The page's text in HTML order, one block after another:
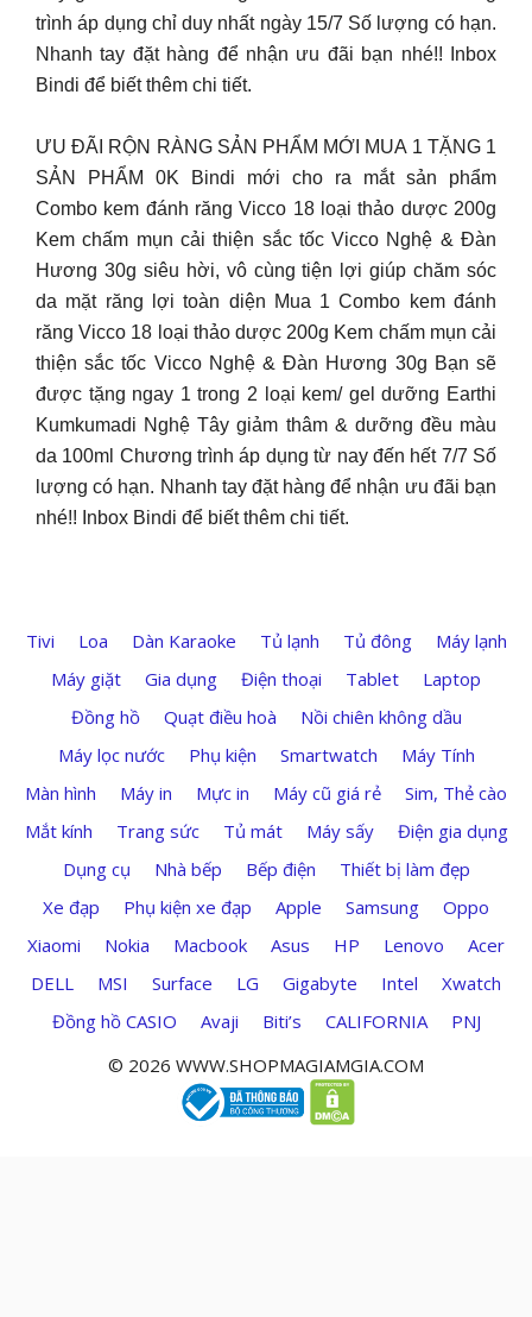
trình áp dụng chỉ duy nhất ngày 15/7 Số lượng có hạn.
Nhanh tay đặt hàng để nhận ưu đãi bạn nhé!! Inbox
Bindi để biết thêm chi tiết.
ƯU ĐÃI RỘN RÀNG SẢN PHẨM MỚI MUA 1 TẶNG 1
SẢN PHẨM 0K Bindi mới cho ra mắt sản phẩm
Combo kem đánh răng Vicco 18 loại thảo dược 200g
Kem chấm mụn cải thiện sắc tốc Vicco Nghệ & Đàn
Hương 30g siêu hời, vô cùng tiện lợi giúp chăm sóc
da mặt răng lợi toàn diện Mua 1 Combo kem đánh
răng Vicco 18 loại thảo dược 200g Kem chấm mụn cải
thiện sắc tốc Vicco Nghệ & Đàn Hương 30g Bạn sẽ
được tặng ngay 1 trong 2 loại kem/ gel dưỡng Earthi
Kumkumadi Nghệ Tây giảm thâm & dưỡng đều màu
da 100ml Chương trình áp dụng từ nay đến hết 7/7 Số
lượng có hạn. Nhanh tay đặt hàng để nhận ưu đãi bạn
nhé!! Inbox Bindi để biết thêm chi tiết.
Tivi Loa Dàn Karaoke Tủ lạnh Tủ đông
Máy lạnh
Máy giặt
Gia dụng Điện thoại Tablet
Laptop
Đồng hồ
Quạt điều hoà
Nồi chiên không dầu
Máy lọc nước
Phụ kiện Smartwatch
Máy Tính
Màn hình
Máy in Mực in Máy cũ giá rẻ
Sim, Thẻ cào
Mắt kính
Trang sức Tủ mát Máy sấy
Điện gia dụng
Dụng cụ
Nhà bếp Bếp điện
Thiết bị làm đẹp
Xe đạp
Phụ kiện xe đạp Apple Samsung
Oppo
Xiaomi
Nokia Macbook Asus HP Lenovo
Acer
DELL
MSI Surface LG Gigabyte Intel
Xwatch
Đồng hồ CASIO
Avaji Biti’s CALIFORNIA
PNJ
© 2026 WWW.SHOPMAGIAMGIA.COM